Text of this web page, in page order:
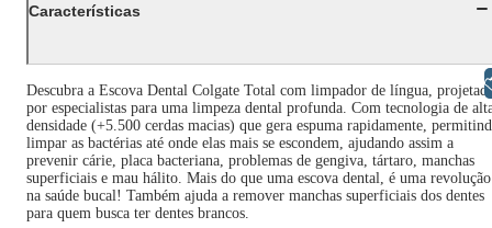
Características
Descubra a Escova Dental Colgate Total com limpador de língua,
por especialistas para uma limpeza dental profunda. Com tecnologia de
densidade (+5.500 cerdas macias) que gera espuma rapidamente,
limpar as bactérias até onde elas mais se escondem, ajudando assim a
prevenir cárie, placa bacteriana, problemas de gengiva, tártaro, manchas
superficiais e mau hálito. Mais do que uma escova dental, é uma revolução
na saúde bucal! Também ajuda a remover manchas superficiais dos dentes
para quem busca ter dentes brancos.
Libras